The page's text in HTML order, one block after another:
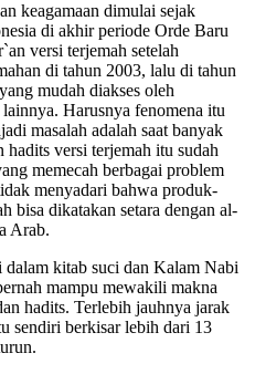
keagamaan dimulai sejak
di akhir periode Orde Baru
versi terjemah setelah
di tahun 2003, lalu di tahun
mudah diakses oleh
Harusnya fenomena itu
masalah adalah saat banyak
hadits versi terjemah itu sudah
memecah berbagai problem
menyadari bahwa produk-
bisa dikatakan setara dengan al-
Arab.
dalam kitab suci dan Kalam Nabi
mampu mewakili makna
hadits. Terlebih jauhnya jarak
sendiri berkisar lebih dari 13